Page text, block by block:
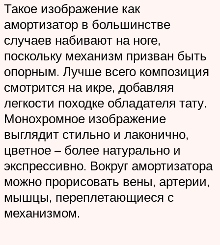
Такое изображение как
амортизатор в большинстве
случаев набивают на ноге,
поскольку механизм призван быть
опорным. Лучше всего композиция
смотрится на икре, добавляя
легкости походке обладателя тату.
Монохромное изображение
выглядит стильно и лаконично,
цветное – более натурально и
экспрессивно. Вокруг амортизатора
можно прорисовать вены, артерии,
мышцы, переплетающиеся с
механизмом.